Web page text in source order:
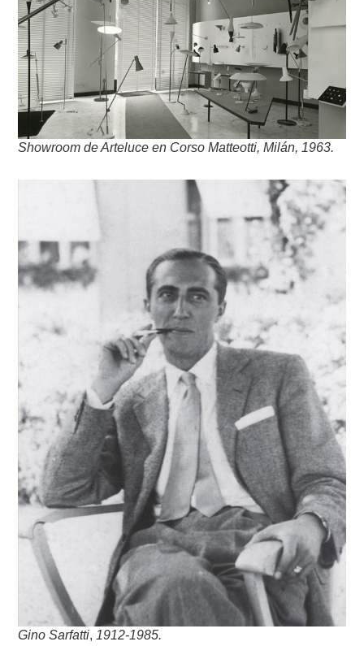
Showroom de Arteluce en Corso Matteotti, Milán, 1963.
Gino Sarfatti, 1912-1985.